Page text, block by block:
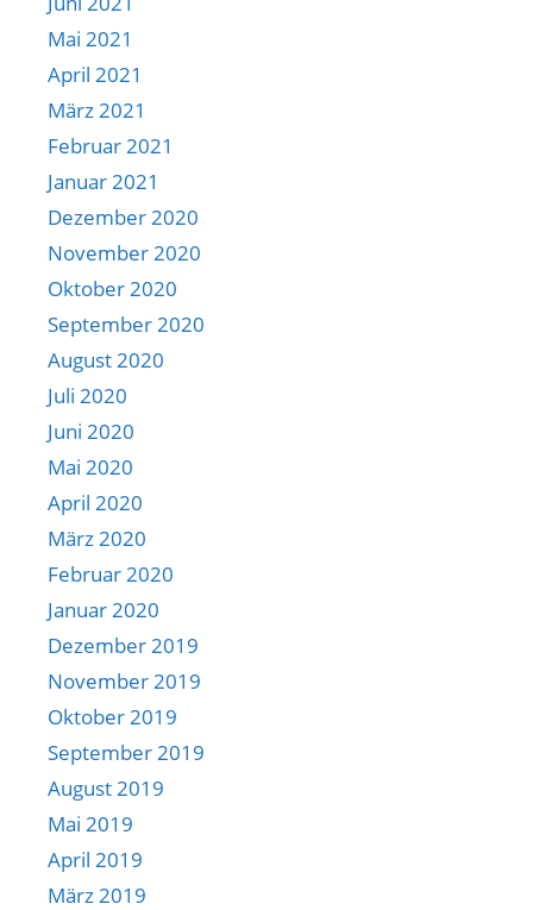
Mai 2021
April 2021
März 2021
Februar 2021
Januar 2021
Dezember 2020
November 2020
Oktober 2020
September 2020
August 2020
Juli 2020
Juni 2020
Mai 2020
April 2020
März 2020
Februar 2020
Januar 2020
Dezember 2019
November 2019
Oktober 2019
September 2019
August 2019
Mai 2019
April 2019
März 2019